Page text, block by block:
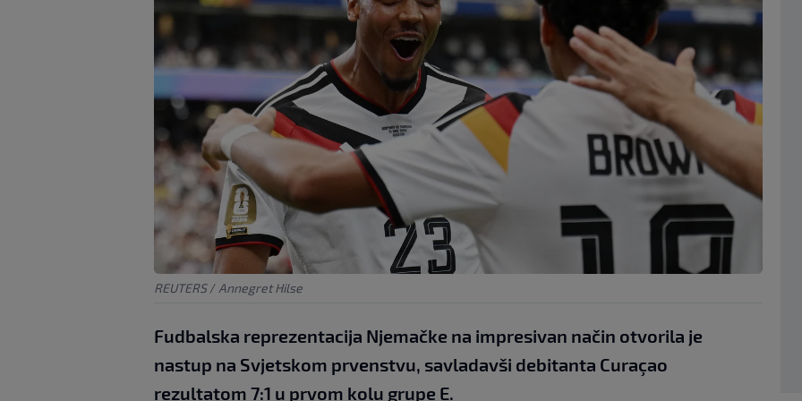
REUTERS / Annegret Hilse
Fudbalska reprezentacija Njemačke na impresivan način otvorila je
nastup na Svjetskom prvenstvu, savladavši debitanta Curaçao
rezultatom 7:1 u prvom kolu grupe E.